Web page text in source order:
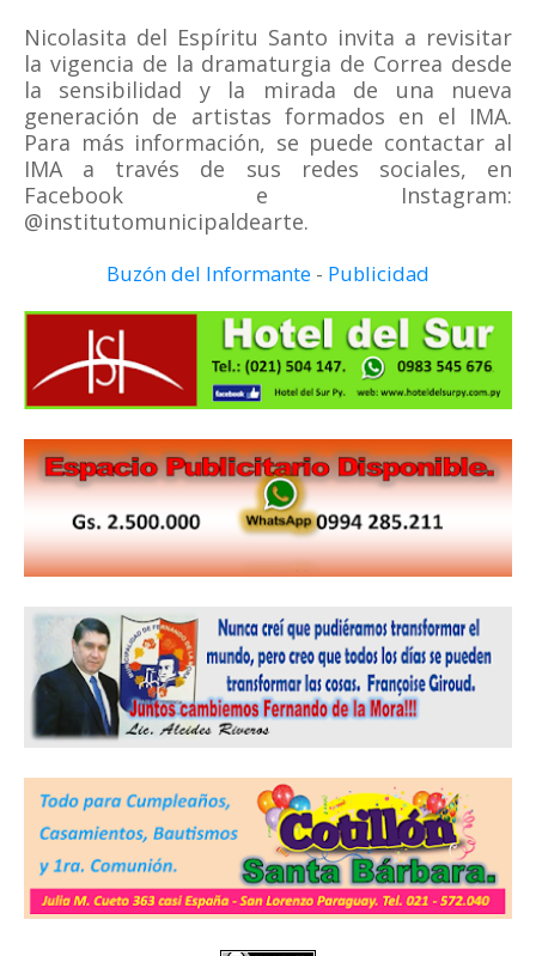
Nicolasita del Espíritu Santo invita a revisitar
la vigencia de la dramaturgia de Correa desde
la sensibilidad y la mirada de una nueva
generación de artistas formados en el IMA.
Para más información, se puede contactar al
IMA a través de sus redes sociales, en
Facebook e Instagram:
@institutomunicipaldearte.
Buzón del Informante - Publicidad